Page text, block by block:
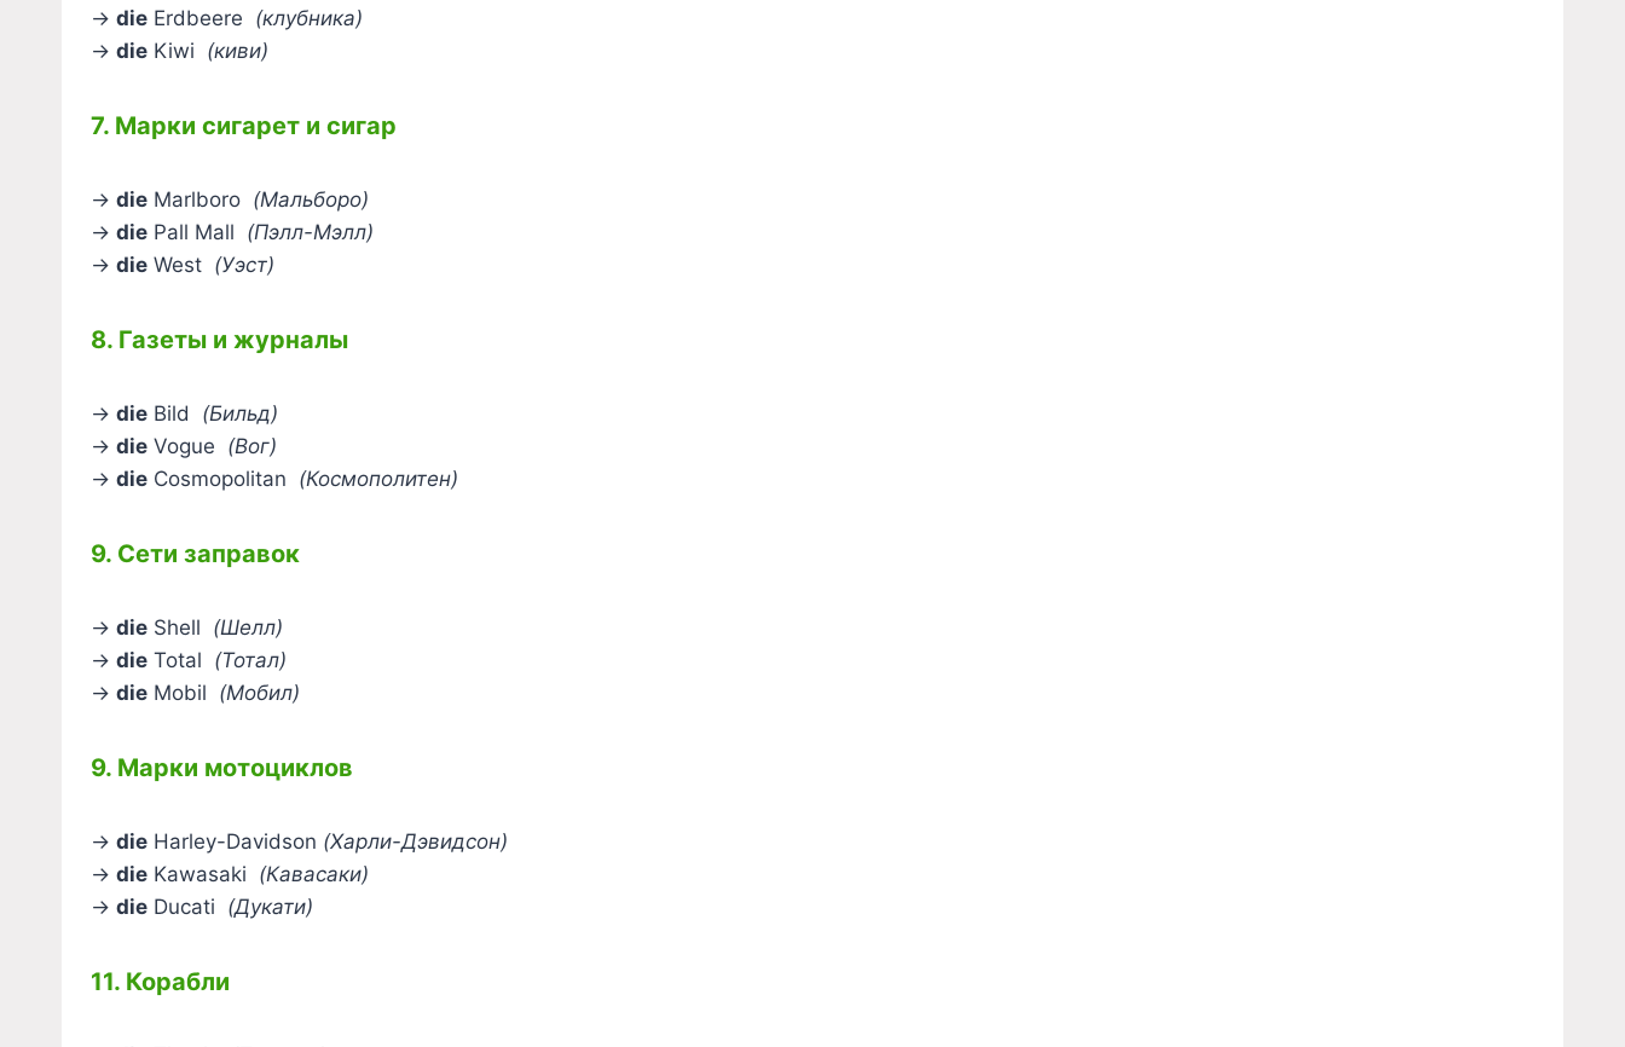
→ die Erdbeere (клубника)
→ die Kiwi (киви)
7. Марки сигарет и сигар
→ die Marlboro (Мальборо)
→ die Pall Mall (Пэлл-Мэлл)
→ die West (Уэст)
8. Газеты и журналы
→ die Bild (Бильд)
→ die Vogue (Вог)
→ die Cosmopolitan (Космополитен)
9. Сети заправок
→ die Shell (Шелл)
→ die Total (Тотал)
→ die Mobil (Мобил)
9. Марки мотоциклов
→ die Harley-Davidson (Харли-Дэвидсон)
→ die Kawasaki (Кавасаки)
→ die Ducati (Дукати)
11. Корабли